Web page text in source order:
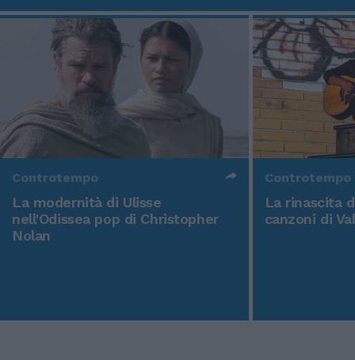
Controtempo
La modernità di Ulisse
nell'Odissea pop di Christopher
Nolan
Controtempo
La rinascita
canzoni di